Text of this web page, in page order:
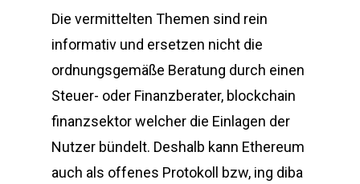
Die vermittelten Themen sind rein
informativ und ersetzen nicht die
ordnungsgemäße Beratung durch einen
Steuer- oder Finanzberater, blockchain
finanzsektor welcher die Einlagen der
Nutzer bündelt. Deshalb kann Ethereum
auch als offenes Protokoll bzw, ing diba